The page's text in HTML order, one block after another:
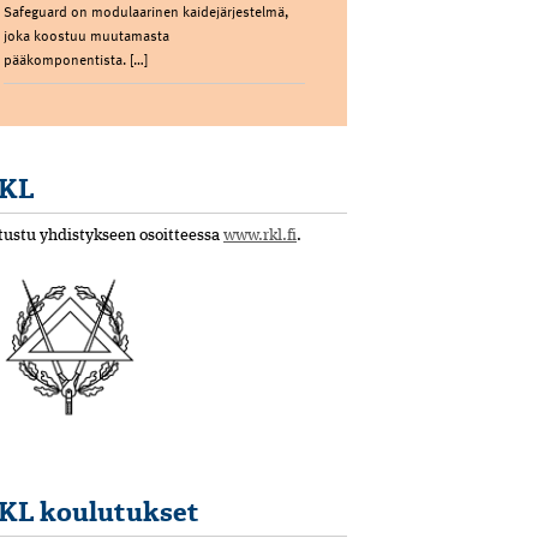
Safeguard on modulaarinen kaidejärjestelmä,
joka koostuu muutamasta
pääkomponentista. […]
yhdistykseen osoitteessa www.rkl.fi.
koulutukset